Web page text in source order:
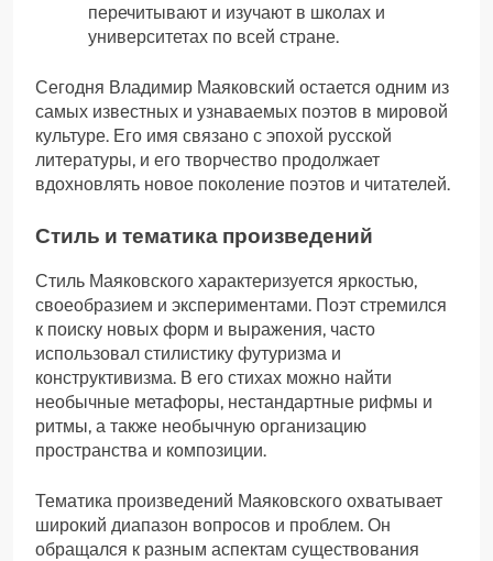
перечитывают и изучают в школах и
университетах по всей стране.
Сегодня Владимир Маяковский остается одним из
самых известных и узнаваемых поэтов в мировой
культуре. Его имя связано с эпохой русской
литературы, и его творчество продолжает
вдохновлять новое поколение поэтов и читателей.
Стиль и тематика произведений
Стиль Маяковского характеризуется яркостью,
своеобразием и экспериментами. Поэт стремился
к поиску новых форм и выражения, часто
использовал стилистику футуризма и
конструктивизма. В его стихах можно найти
необычные метафоры, нестандартные рифмы и
ритмы, а также необычную организацию
пространства и композиции.
Тематика произведений Маяковского охватывает
широкий диапазон вопросов и проблем. Он
обращался к разным аспектам существования